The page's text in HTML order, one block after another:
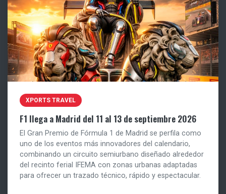
XPORTS TRAVEL
F1 llega a Madrid del 11 al 13 de septiembre 2026
El Gran Premio de Fórmula 1 de Madrid se perfila como
uno de los eventos más innovadores del calendario,
combinando un circuito semiurbano diseñado alrededor
del recinto ferial IFEMA con zonas urbanas adaptadas
para ofrecer un trazado técnico, rápido y espectacular.